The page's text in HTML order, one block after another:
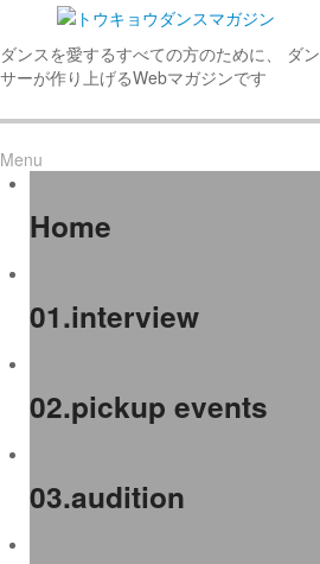
ダンスを愛するすべての方のために、 ダン
サーが作り上げるWebマガジンです
Menu
Home
01.interview
02.pickup events
03.audition